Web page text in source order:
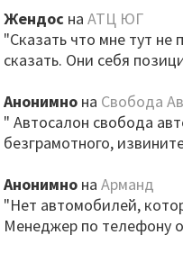
Жендос наАТЦ ЮГ
"Сказать что мне тут не
сказать. Они себя
Анонимно на Свобода
" Автосалон свобода
безграмотного,
Анонимно наАрманд
"Нет автомобилей,
Менеджер по телефону